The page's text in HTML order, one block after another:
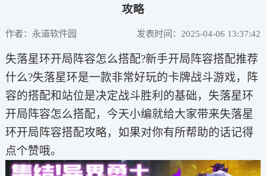
攻略
作者：永道软件园 发表时间：2025-04-06 13:37:42
失落星环开局阵容怎么搭配?新手开局阵容搭配推荐
什么?失落星环是一款非常好玩的卡牌战斗游戏，阵
容的搭配和站位是决定战斗胜利的基础，失落星环
开局阵容怎么搭配，今天小编就给大家带来失落星
环开局阵容搭配攻略，如果对你有所帮助的话记得
点个赞哦。